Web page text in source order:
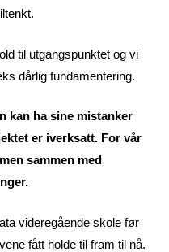
til utgangspunktet og vi
dårlig fundamentering.
kan ha sine mistanker
er iverksatt. For vår
sammen med
videregående skole før
fått holde til fram til nå.